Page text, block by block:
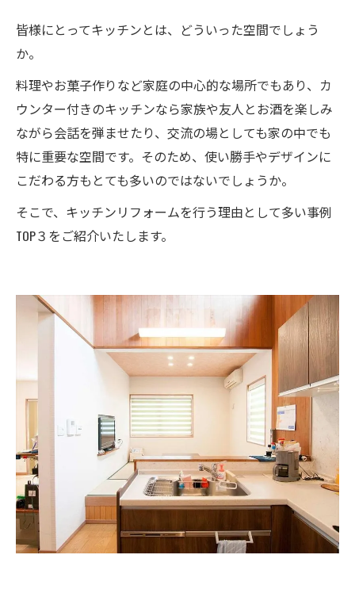
皆様にとってキッチンとは、どういった空間でしょう
か。
料理やお菓子作りなど家庭の中心的な場所でもあり、カ
ウンター付きのキッチンなら家族や友人とお酒を楽しみ
ながら会話を弾ませたり、交流の場としても家の中でも
特に重要な空間です。そのため、使い勝手やデザインに
こだわる方もとても多いのではないでしょうか。
そこで、キッチンリフォームを行う理由として多い事例
TOP３をご紹介いたします。